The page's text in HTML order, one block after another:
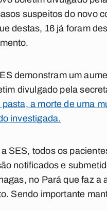
suspeitos do novo
destas, 16 já foram
demonstram um
divulgado pela
a morte de uma
investigada.
SES, todos os
notificados e
no Pará que faz
Sendo importante